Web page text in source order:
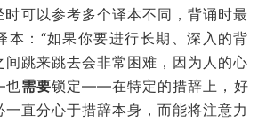
时可以参考多个译本不同，背诵时最
本：“如果你要进行长期、深入的背
间跳来跳去会非常困难，因为人的心
也需要锁定——在特定的措辞上，好
直分心于措辞本身，而能将注意力